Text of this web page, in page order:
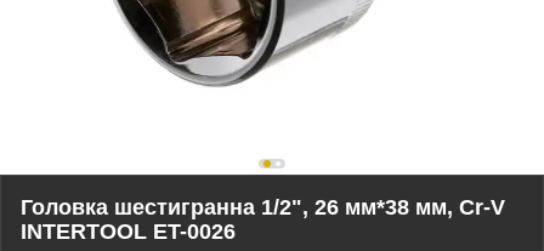
Головка шестигранна 1/2", 26 мм*38 мм, Cr-V
INTERTOOL ET-0026